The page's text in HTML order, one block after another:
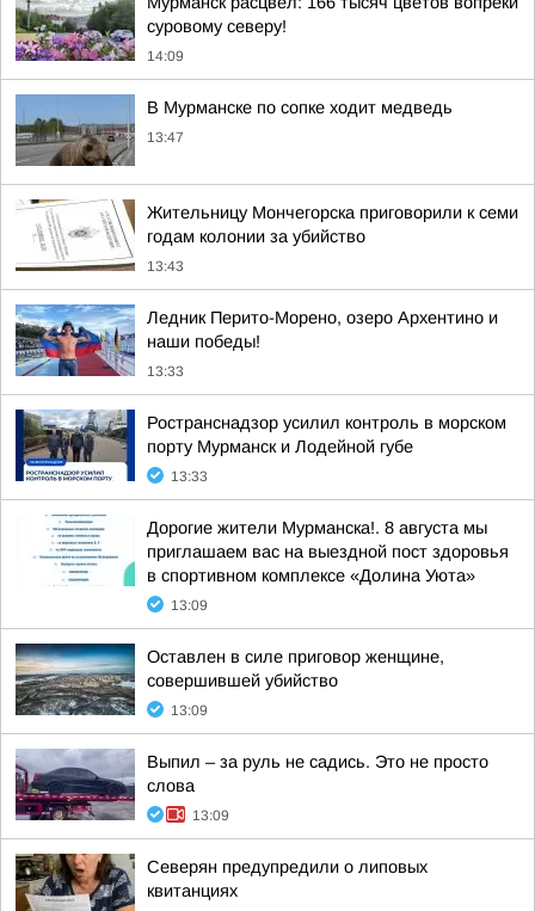
суровому северу!
14:09
В Мурманске по сопке ходит медведь
13:47
Жительницу Мончегорска приговорили к семи
годам колонии за убийство
13:43
Ледник Перито-Морено, озеро Архентино и
наши победы!
13:33
Ространснадзор усилил контроль в морском
порту Мурманск и Лодейной губе
13:33
Дорогие жители Мурманска!. 8 августа мы
приглашаем вас на выездной пост здоровья
в спортивном комплексе «Долина Уюта»
13:09
Оставлен в силе приговор женщине,
совершившей убийство
13:09
Выпил – за руль не садись. Это не просто
слова
13:09
Северян предупредили о липовых
квитанциях